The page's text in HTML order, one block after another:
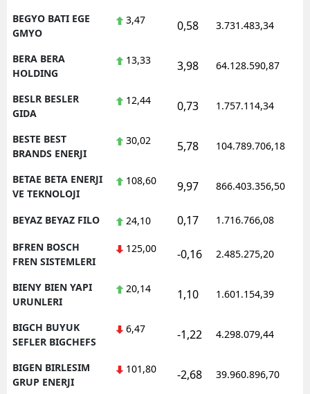
BEGYO BATI EGE
GMYO
3,47 0,58 3.731.483,34
BERA BERA
HOLDING
13,33 3,98 64.128.590,87
BESLR BESLER
GIDA
12,44 0,73 1.757.114,34
BESTE BEST
BRANDS ENERJI
30,02 5,78 104.789.706,18
BETAE BETA ENERJI
VE TEKNOLOJI
108,60 9,97 866.403.356,50
BEYAZ BEYAZ FILO 24,10 0,17 1.716.766,08
BFREN BOSCH
FREN SISTEMLERI
125,00 -0,16 2.485.275,20
BIENY BIEN YAPI
URUNLERI
20,14 1,10 1.601.154,39
BIGCH BUYUK
SEFLER BIGCHEFS
6,47 -1,22 4.298.079,44
BIGEN BIRLESIM
GRUP ENERJI
101,80 -2,68 39.960.896,70